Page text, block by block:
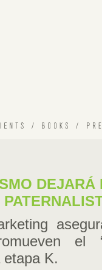
DEJARÁ
el
K.